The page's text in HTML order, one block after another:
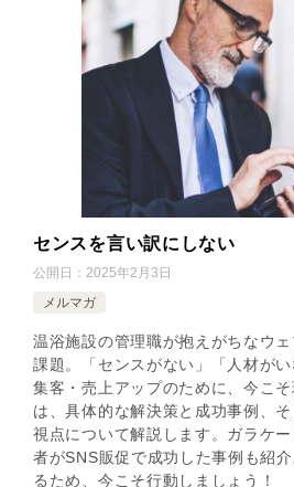
センスを言い訳にしない
公開日： 2025年2月3日
メルマガ
温浴施設の管理職が抱えがちなウ
課題。「センスがない」「人材がい
集客・売上アップのために、今こ
は、具体的な解決策と成功事例、
視点について解説します。ガラケ
者がSNS販促で成功した事例も紹
るため、今こそ行動しましょう！